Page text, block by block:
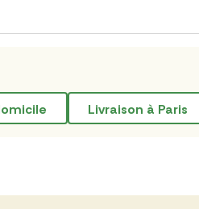
livraison à Paris